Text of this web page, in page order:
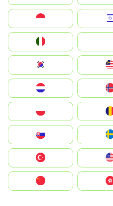
South Korea
United States
中國香港特別行政區